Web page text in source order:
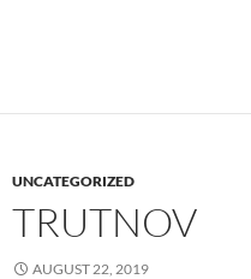
UNCATEGORIZED
TRUTNOV
AUGUST 22, 2019